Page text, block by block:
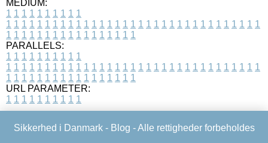
MEDIUM:
1 1 1 1 1 1 1 1 1 1
1 1 1 1 1 1 1 1 1 1 1 1 1 1 1 1 1 1 1 1 1 1 1 1 1 1 1 1 1 1 1 1 1
1 1 1 1 1 1 1 1 1 1 1 1 1 1 1 1 1
PARALLELS:
1 1 1 1 1 1 1 1 1 1
1 1 1 1 1 1 1 1 1 1 1 1 1 1 1 1 1 1 1 1 1 1 1 1 1 1 1 1 1 1 1 1 1
1 1 1 1 1 1 1 1 1 1 1 1 1 1 1 1 1
URL PARAMETER:
1 1 1 1 1 1 1 1 1 1
Sikkerhed i Danmark - Blog - Alle rettigheder forbeholdes